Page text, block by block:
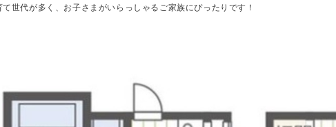
て世代が多く、お子さまがいらっしゃるご家族にぴったりです！